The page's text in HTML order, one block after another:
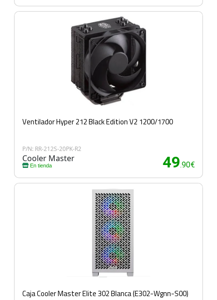
Ventilador Hyper 212 Black Edition V2 1200/1700
P/N: RR-212S-20PK-R2
Cooler Master
En tienda 49.90€
Caja Cooler Master Elite 302 Blanca (E302-Wgnn-S00)